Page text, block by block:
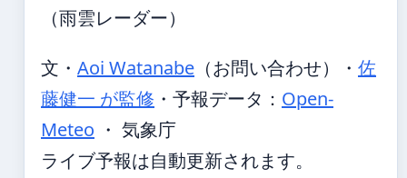
（雨雲レーダー）
文・ Aoi Watanabe （お問い合わせ） ・ 佐
藤健一 が監修 ・ 予報データ： Open-
Meteo ・ 気象庁
ライブ予報は自動更新されます。